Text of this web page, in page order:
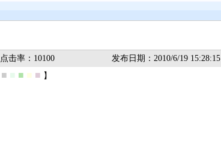
点击率：10100
发布日期：2010/6/19 15:28:15
■ ■ ■ ■ ■ 】